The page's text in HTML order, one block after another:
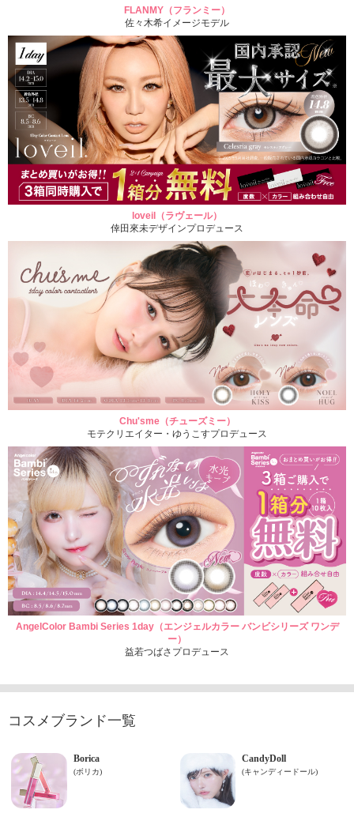
FLANMY（フランミー）
佐々木希イメージモデル
loveil（ラヴェール）
倖田來未デザインプロデュース
Chu'sme（チューズミー）
モテクリエイター・ゆうこすプロデュース
AngelColor Bambi Series 1day（エンジェルカラー バンビシリーズ ワンデ
ー）
益若つばさプロデュース
コスメブランド一覧